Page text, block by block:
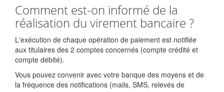
Comment est-on informé de la
réalisation du virement bancaire ?
L'exécution de chaque opération de paiement est notifiée
aux titulaires des 2 comptes concernés (compte crédité et
compte débité).
Vous pouvez convenir avec votre banque des moyens et de
la fréquence des notifications (mails, SMS, relevés de